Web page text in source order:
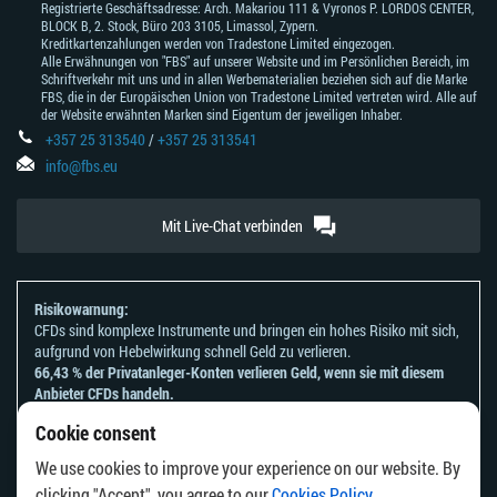
Cookie consent
We use cookies to improve your experience on our website. By
Registrierte Geschäftsadresse: Arch. Makariou 111 & Vyronos Р. LORDOS CENTER,
BLOCK В, 2. Stock, Büro 203 3105, Limassol, Zypern.
Kreditkartenzahlungen werden von Tradestone Limited eingezogen.
Alle Erwähnungen von "FBS" auf unserer Website und im Persönlichen Bereich, im
Schriftverkehr mit uns und in allen Werbematerialien beziehen sich auf die Marke
FBS, die in der Europäischen Union von Tradestone Limited vertreten wird. Alle auf
der Website erwähnten Marken sind Eigentum der jeweiligen Inhaber.
+357 25 313540/+357 25 313541
info@fbs.eu
Mit Live-Chat verbinden
Risikowarnung:
CFDs sind komplexe Instrumente und bringen ein hohes Risiko mit sich,
aufgrund von Hebelwirkung schnell Geld zu verlieren.
66,43 % der Privatanleger-Konten verlieren Geld, wenn sie mit diesem
Anbieter CFDs handeln.
ob Sie es sich leisten können, zu riskieren, Ihr Geld zu verlieren.
Bitte beachten Sie unsere
Risikoanerkennungen und Offenlegungen
Die Informationen auf dieser Website sind nicht für Personen bestimmt,